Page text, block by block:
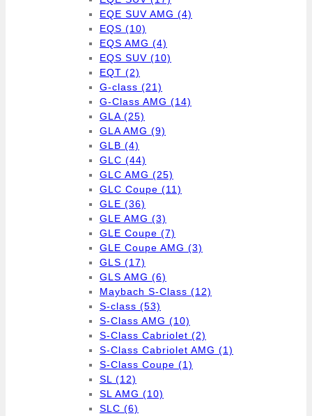
EQE SUV AMG (4)
EQS (10)
EQS AMG (4)
EQS SUV (10)
EQT (2)
G-class (21)
G-Class AMG (14)
GLA (25)
GLA AMG (9)
GLB (4)
GLC (44)
GLC AMG (25)
GLC Coupe (11)
GLE (36)
GLE AMG (3)
GLE Coupe (7)
GLE Coupe AMG (3)
GLS (17)
GLS AMG (6)
Maybach S-Class (12)
S-class (53)
S-Class AMG (10)
S-Class Cabriolet (2)
S-Class Cabriolet AMG (1)
S-Class Coupe (1)
SL
(12)
SL AMG (10)
SLC (6)